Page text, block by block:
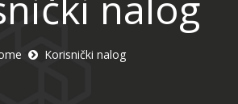
Korisnički nalog